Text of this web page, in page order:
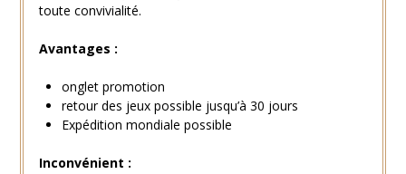
toute convivialité.
Avantages :
onglet promotion
retour des jeux possible jusqu’à 30 jours
Expédition mondiale possible
Inconvénient :